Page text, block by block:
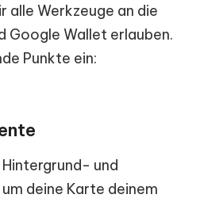
alle Werkzeuge an die
Google Wallet erlauben.
Punkte ein:
Hintergrund- und
deine Karte deinem